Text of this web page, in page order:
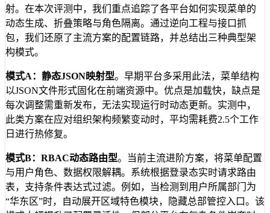
射。在本次评测中，我们重点追踪了各平台如何实现菜单的
动态生成、折叠策略与角色隔离。通过逆向工程与接口抓
包，我们还原了主流方案的配置链路，并总结出三种典型架
构模式。
模式A：静态JSON映射型。早期平台多采用此法，菜单结构
以JSON文件形式固化在前端资源中。优点是加载快，缺点是
每次调整需重新发布，无法实现运行时动态更新。实测中，
此类方案在应对组织架构频繁变动时，平均需耗费2.5个工作
日进行热修复。
模式B：RBAC动态路由型。当前主流进阶方案，将菜单配置
与用户角色、数据权限解耦。系统根据登录态实时请求路由
表，支持条件表达式过滤。例如，当检测到用户所属部门为
“华东区”时，自动展开区域特色模块，隐藏总部管控入口。该